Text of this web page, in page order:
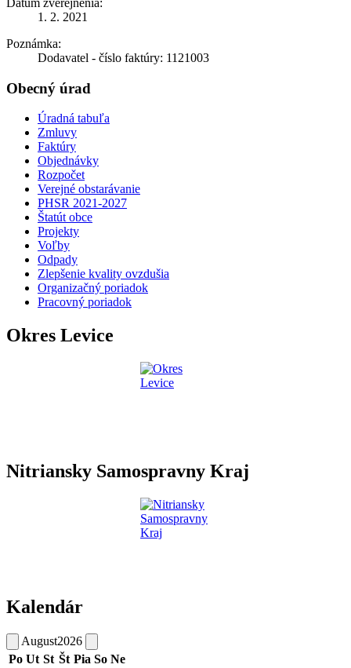
1. 2. 2021
Poznámka:
Dodavatel - číslo faktúry: 1121003
Obecný úrad
Úradná tabuľa
Zmluvy
Faktúry
Objednávky
Rozpočet
Verejné obstarávanie
PHSR 2021-2027
Štatút obce
Projekty
Voľby
Odpady
Zlepšenie kvality ovzdušia
Organizačný poriadok
Pracovný poriadok
Okres Levice
Nitriansky Samospravny Kraj
Kalendár
August2026
Po Ut St Št Pia So Ne